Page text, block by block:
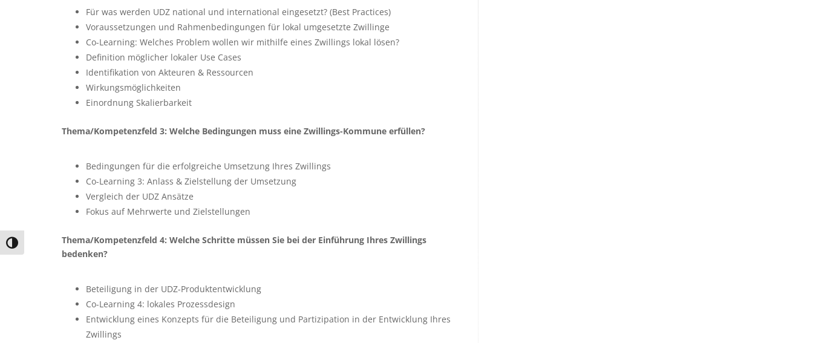
Umschalten auf hohe Kontraste
Für was werden UDZ national und international eingesetzt? (Best Practices)
Voraussetzungen und Rahmenbedingungen für lokal umgesetzte Zwillinge
Co-Learning: Welches Problem wollen wir mithilfe eines Zwillings lokal lösen?
Definition möglicher lokaler Use Cases
Identifikation von Akteuren & Ressourcen
Wirkungsmöglichkeiten
Einordnung Skalierbarkeit
Thema/Kompetenzfeld 3: Welche Bedingungen muss eine Zwillings-Kommune erfüllen?
Bedingungen für die erfolgreiche Umsetzung Ihres Zwillings
Co-Learning 3: Anlass & Zielstellung der Umsetzung
Vergleich der UDZ Ansätze
Fokus auf Mehrwerte und Zielstellungen
Thema/Kompetenzfeld 4: Welche Schritte müssen Sie bei der Einführung Ihres Zwillings
bedenken?
Beteiligung in der UDZ-Produktentwicklung
Co-Learning 4: lokales Prozessdesign
Entwicklung eines Konzepts für die Beteiligung und Partizipation in der Entwicklung Ihres
Zwillings